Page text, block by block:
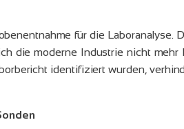
für die Laboranalyse.
die moderne Industrie nicht mehr
identifiziert wurden,